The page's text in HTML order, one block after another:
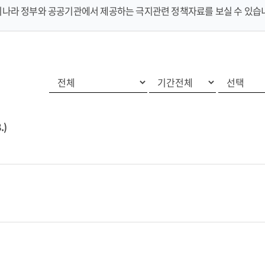
라 정부와 공공기관에서 제공하는 극지관련 정책자료를 보실 수 있습